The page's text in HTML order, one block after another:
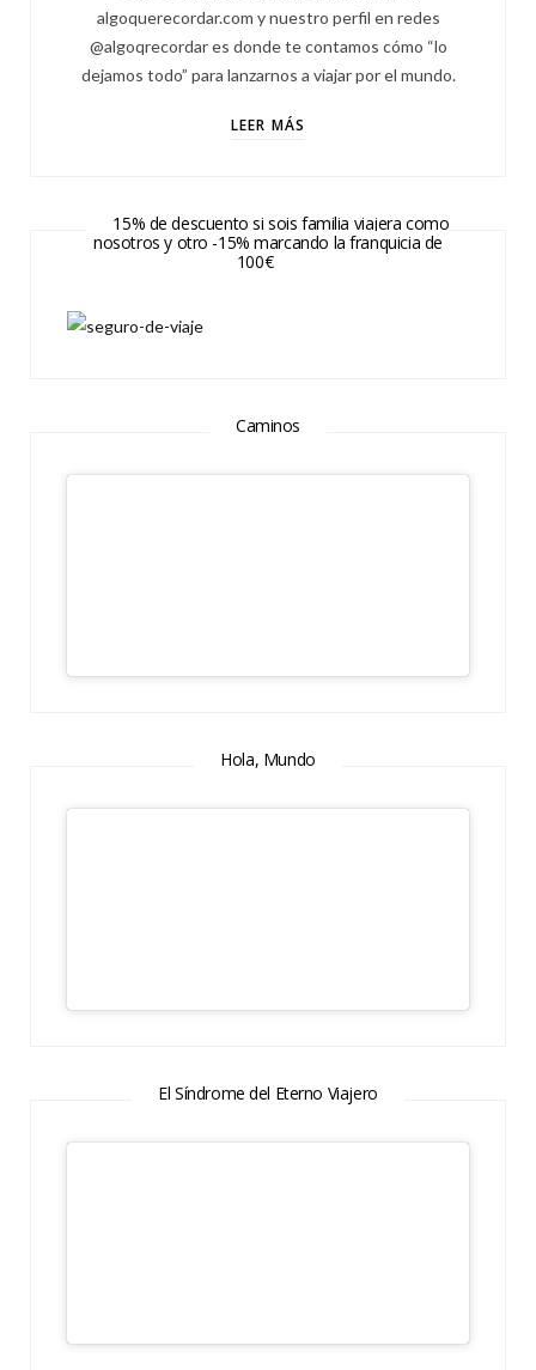
algoquerecordar.com y nuestro perfil en redes
@algoqrecordar es donde te contamos cómo “lo
dejamos todo” para lanzarnos a viajar por el mundo.
LEER MÁS
15% de descuento si sois familia viajera como
nosotros y otro -15% marcando la franquicia de
100€
Caminos
Hola, Mundo
El Síndrome del Eterno Viajero